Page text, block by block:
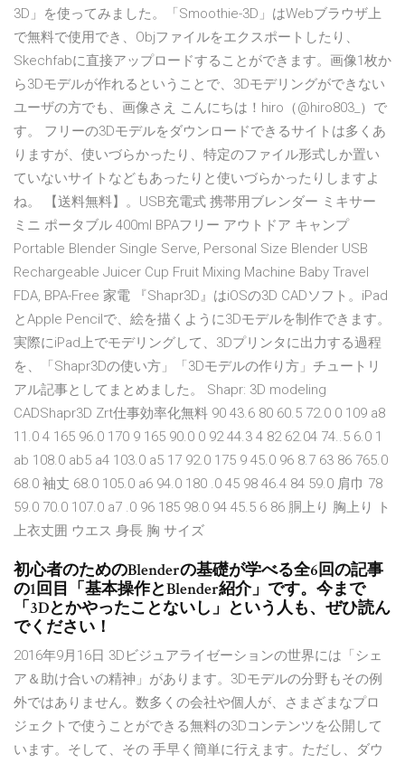
3D」を使ってみました。「Smoothie-3D」はWebブラウザ上
で無料で使用でき、Objファイルをエクスポートしたり、
Skechfabに直接アップロードすることができます。画像1枚か
ら3Dモデルが作れるということで、3Dモデリングができない
ユーザの方でも、画像さえ こんにちは！hiro（@hiro803_）で
す。 フリーの3Dモデルをダウンロードできるサイトは多くあ
りますが、使いづらかったり、特定のファイル形式しか置い
ていないサイトなどもあったりと使いづらかったりしますよ
ね。 【送料無料】。USB充電式 携帯用ブレンダー ミキサー
ミニ ポータブル 400ml BPAフリー アウトドア キャンプ
Portable Blender Single Serve, Personal Size Blender USB
Rechargeable Juicer Cup Fruit Mixing Machine Baby Travel
FDA, BPA-Free 家電 『Shapr3D』はiOSの3D CADソフト。iPad
とApple Pencilで、絵を描くように3Dモデルを制作できます。
実際にiPad上でモデリングして、3Dプリンタに出力する過程
を、「Shapr3Dの使い方」「3Dモデルの作り方」チュートリ
アル記事としてまとめました。 Shapr: 3D modeling
CADShapr3D Zrt仕事効率化無料 90 43.6 80 60.5 72.0 0 109 a8
11.0 4 165 96.0 170 9 165 90.0 0 92 44.3 4 82 62.04 74..5 6.0 1
ab 108.0 ab5 a4 103.0 a5 17 92.0 175 9 45.0 96 8.7 63 86 765.0
68.0 袖丈 68.0 105.0 a6 94.0 180 .0 45 98 46.4 84 59.0 肩巾 78
59.0 70.0 107.0 a7 .0 96 185 98.0 94 45.5 6 86 胴上り 胸上り ト
上衣丈囲 ウエス 身長 胸 サイズ
初心者のためのBlenderの基礎が学べる全6回の記事
の1回目「基本操作とBlender紹介」です。今まで
「3Dとかやったことないし」という人も、ぜひ読ん
でください！
2016年9月16日 3Dビジュアライゼーションの世界には「シェ
ア＆助け合いの精神」があります。3Dモデルの分野もその例
外ではありません。数多くの会社や個人が、さまざまなプロ
ジェクトで使うことができる無料の3Dコンテンツを公開して
います。そして、その 手早く簡単に行えます。ただし、ダウ